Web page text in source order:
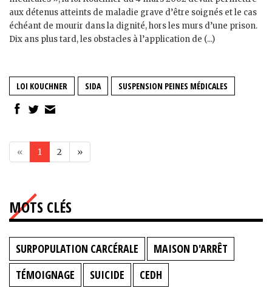
aux détenus atteints de maladie grave d’être soignés et le cas
échéant de mourir dans la dignité, hors les murs d’une prison.
Dix ans plus tard, les obstacles à l’application de (...)
LOI KOUCHNER SIDA SUSPENSION PEINES MÉDICALES
« 1 2 »
MOTS CLÉS
SURPOPULATION CARCÉRALE
MAISON D'ARRÊT
TÉMOIGNAGE
SUICIDE CEDH